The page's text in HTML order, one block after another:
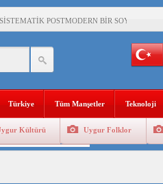
POSTMODERN BİR SOYKIRIMDIR!
TÜRKİSTAN BİZİM KIRMIZI
BAŞKANI’NA TEPKİLER SÜRÜYOR
ŞEHİTLERİNİ RAHMETLE ANIYORUZ
GARİP SANSÜR VE HADSIZ İHTAR
Türkiye Tüm Manşetler Teknoloji
Kültürü Uygur Folklor